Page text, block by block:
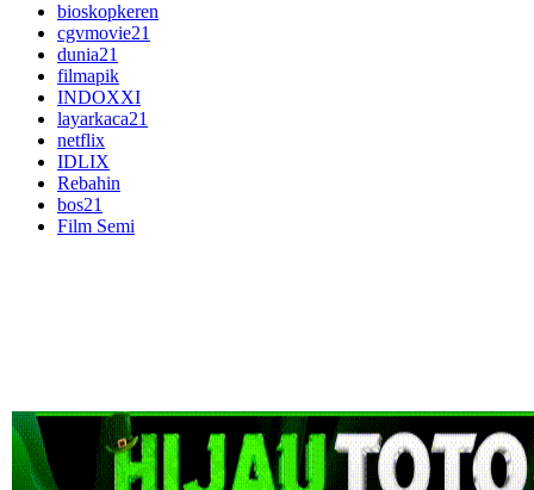
bioskopkeren
cgvmovie21
dunia21
filmapik
INDOXXI
layarkaca21
netflix
IDLIX
Rebahin
bos21
Film Semi